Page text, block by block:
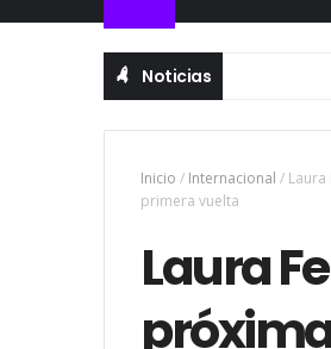
Noticias
Inicio / Internacional /
primera vuelta
Laura